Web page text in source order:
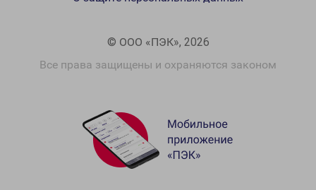
© ООО «ПЭК», 2026
Все права защищены и охраняются законом